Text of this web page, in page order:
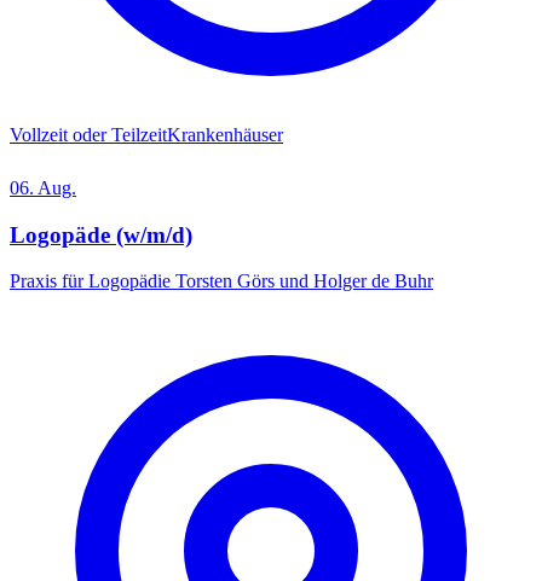
Vollzeit oder TeilzeitKrankenhäuser
06. Aug.
Logopäde (w/m/d)
Praxis für Logopädie Torsten Görs und Holger de Buhr